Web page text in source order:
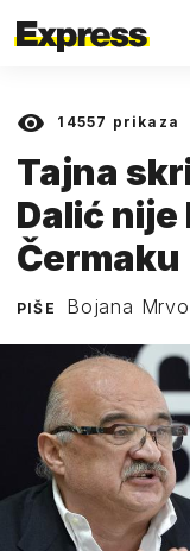
14557 prikaza
Tajna
Dalić
Čermaku
PIŠE Bojana